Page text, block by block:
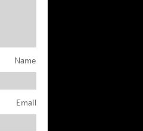
Name
Email